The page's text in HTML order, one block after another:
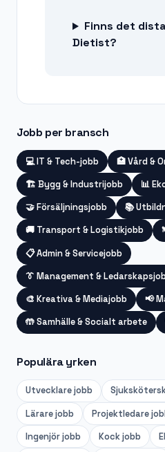
Finns det
Dietist?
Jobb per bransch
💻IT & Tech-jobb 🏥Vård &
🏗️ Bygg & Industrijobb 📊
🤝Försäljningsjobb 📚
🚚 Transport & Logistikjobb
📋Admin & Servicejobb
👔 Management &
🎨 Kreativa & Mediajobb 📢
🤲Samhälle & Socialt arbete
Populära yrken
Utvecklarejobb
Lärarejobb Projektledare
Ingenjörjobb Kockjobb